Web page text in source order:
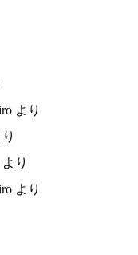
より
より
より